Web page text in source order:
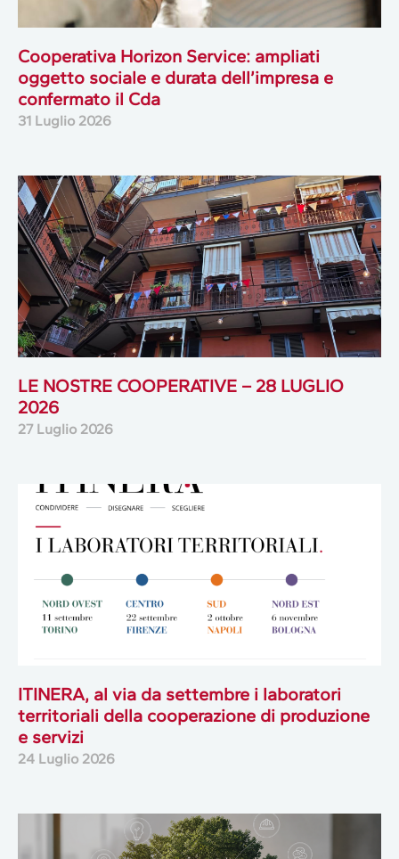
Cooperativa Horizon Service: ampliati
oggetto sociale e durata dell’impresa e
confermato il Cda
31 Luglio 2026
LE NOSTRE COOPERATIVE – 28 LUGLIO
2026
27 Luglio 2026
ITINERA, al via da settembre i laboratori
territoriali della cooperazione di produzione
e servizi
24 Luglio 2026